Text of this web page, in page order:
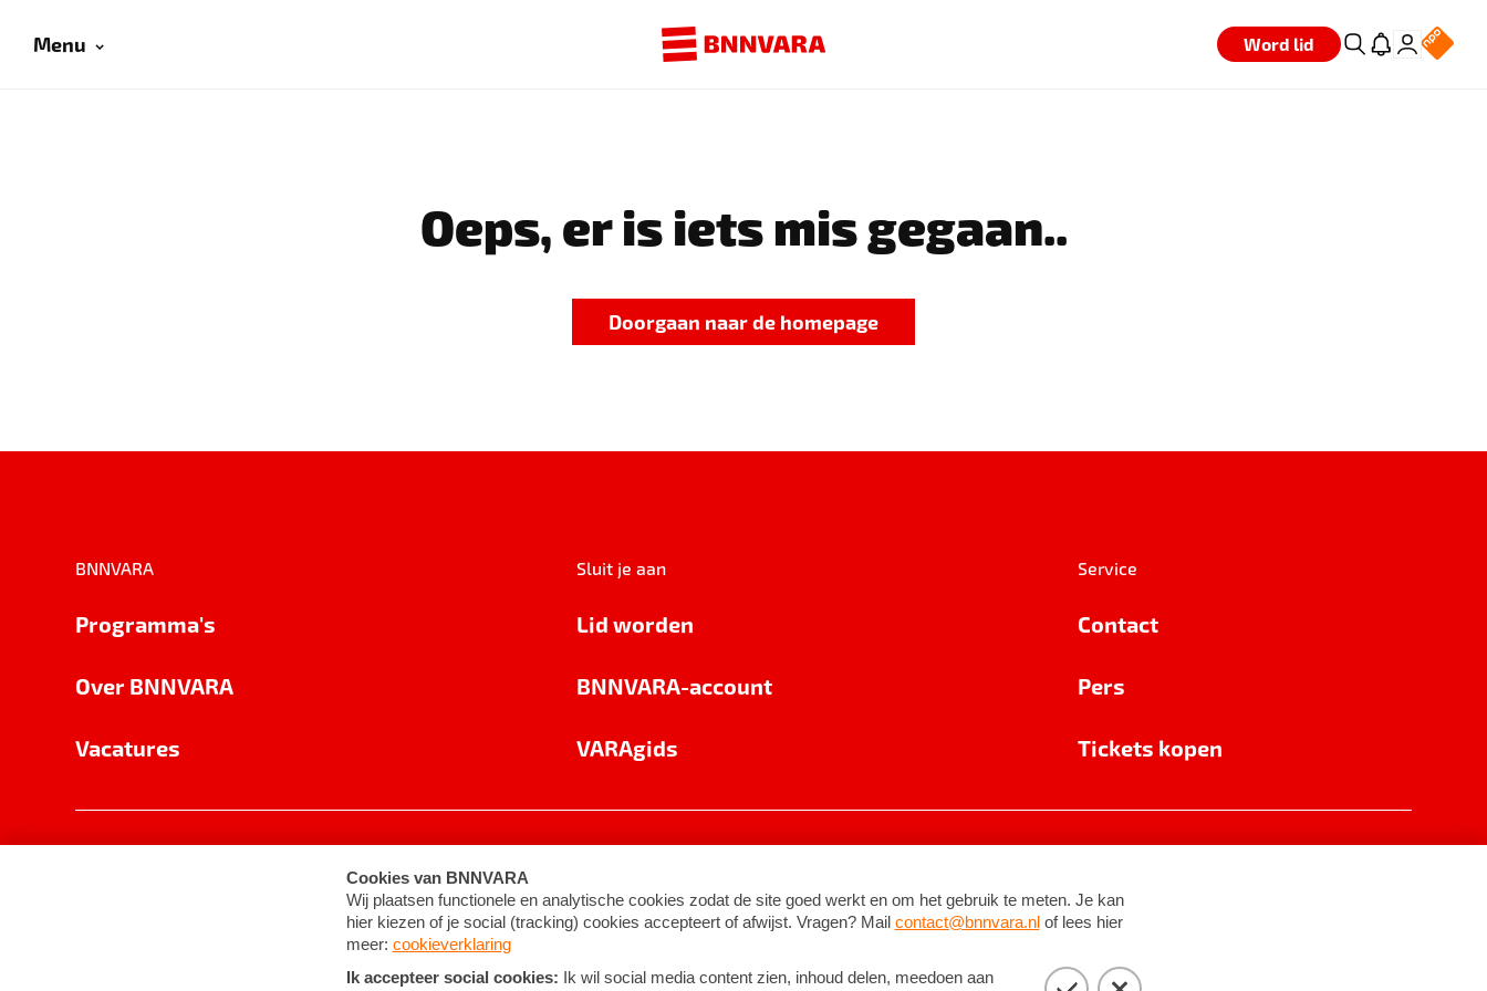
Menu Word lid
Oeps, er is iets mis gegaan..
Doorgaan naar de homepage
BNNVARA
Programma's
Over BNNVARA
Vacatures
Sluit je aan
Lid worden
BNNVARA-account
VARAgids
Service
Contact
Pers
Tickets kopen
Cookie-instellingen Algemene voorwaarden ©2026BNNVARA